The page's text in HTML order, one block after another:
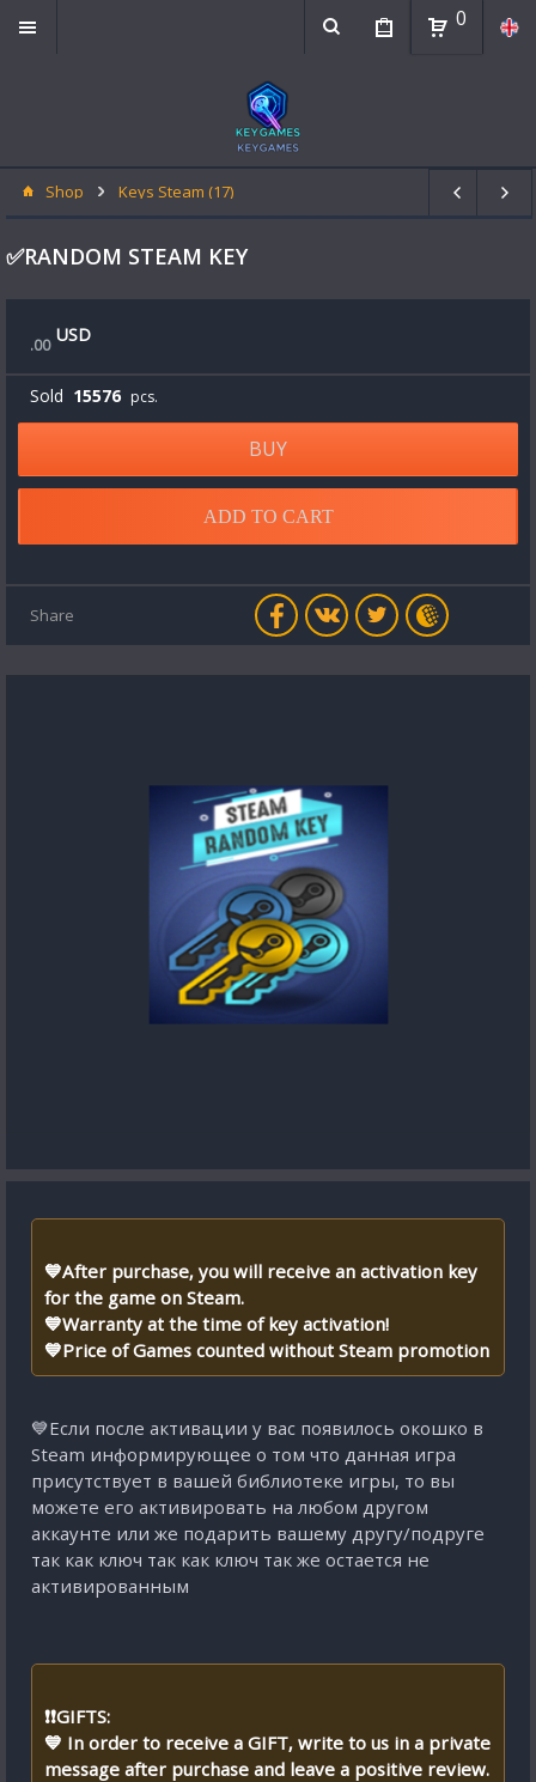
0
Shop Keys Steam (17)
✅RANDOM STEAM KEY
.00 USD
Sold 15576 pcs.
BUY
ADD TO CART
Share
💙After purchase, you will receive an activation key
for the game on Steam.
💙Warranty at the time of key activation!
💙Price of Games counted without Steam promotion
💙Если после активации у вас появилось окошко в
Steam информирующее о том что данная игра
присутствует в вашей библиотеке игры, то вы
можете его активировать на любом другом
аккаунте или же подарить вашему другу/подруге
так как ключ так как ключ так же остается не
активированным
❗❗GIFTS:
💙 In order to receive a GIFT, write to us in a private
message after purchase and leave a positive review.